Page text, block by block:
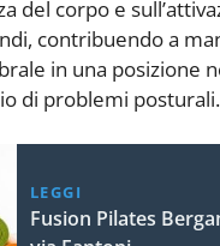
del corpo e
contribuendo a
in una posizione
di problemi posturali.
LEGGI
Fusion Pilates